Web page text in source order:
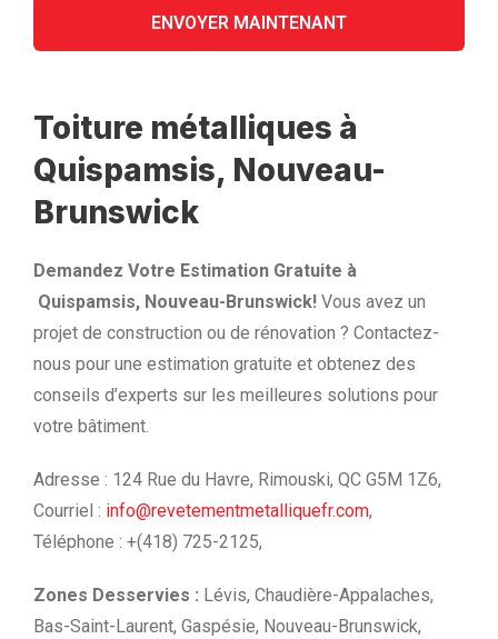
Toiture métalliques à
Quispamsis, Nouveau-
Brunswick
Demandez Votre Estimation Gratuite à
Quispamsis, Nouveau-Brunswick! Vous avez un
projet de construction ou de rénovation ? Contactez-
nous pour une estimation gratuite et obtenez des
conseils d’experts sur les meilleures solutions pour
votre bâtiment.
Adresse : 124 Rue du Havre, Rimouski, QC G5M 1Z6,
Courriel : info@revetementmetalliquefr.com,
Téléphone : +(418) 725-2125,
Zones Desservies : Lévis, Chaudière-Appalaches,
Bas-Saint-Laurent, Gaspésie, Nouveau-Brunswick,